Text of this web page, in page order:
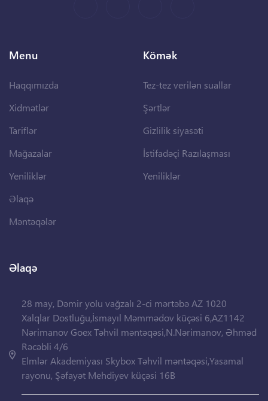
Menu
Haqqımızda
Xidmətlər
Tariflər
Mağazalar
Yeniliklər
Əlaqə
Məntəqələr
Kömək
Tez-tez verilən suallar
Şərtlər
Gizlilik siyasəti
İstifadəçi Razılaşması
Yeniliklər
Əlaqə
28 may, Dəmir yolu vağzalı 2-ci mərtəbə AZ 1020
Xalqlar Dostluğu,İsmayıl Məmmədov küçəsi 6,AZ1142
Nərimanov Goex Təhvil məntəqəsi,N.Nərimanov, Əhməd
Rəcəbli 4/6
Elmlər Akademiyası Skybox Təhvil məntəqəsi,Yasamal
rayonu, Şəfayət Mehdiyev küçəsi 16B